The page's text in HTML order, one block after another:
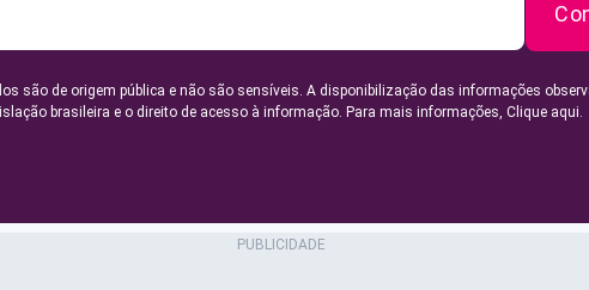
são de origem pública e não são sensíveis. A disponibilização das informações
brasileira e o direito de acesso à informação. Para mais informações, Clique aqui.